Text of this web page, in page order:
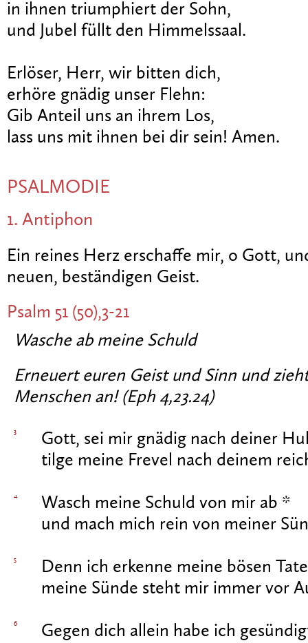
in ihnen triumphiert der Sohn,
und Jubel füllt den Himmelssaal.
Erlöser, Herr, wir bitten dich,
erhöre gnädig unser Flehn:
Gib Anteil uns an ihrem Los,
lass uns mit ihnen bei dir sein! Amen.
PSALMODIE
1. Antiphon
Ein reines Herz erschaffe mir, o Gott,
neuen, beständigen Geist.
Psalm 51 (50),3-21
Wasche ab meine Schuld
Erneuert euren Geist und Sinn und
Menschen an! (Eph 4,23.24)
3
Gott, sei mir gnädig nach deiner
tilge meine Frevel nach deinem
4
Wasch meine Schuld von mir ab *
und mach mich rein von meiner
5
Denn ich erkenne meine bösen
meine Sünde steht mir immer vor
6
Gegen dich allein habe ich